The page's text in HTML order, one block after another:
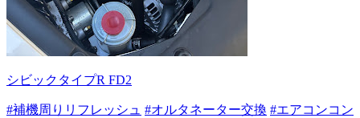
シビックタイプR FD2
#補機周りリフレッシュ #オルタネーター交換 #エアコンコン